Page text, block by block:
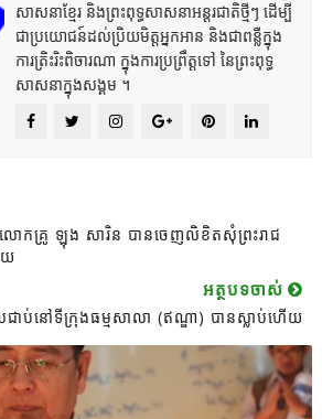
សាសនាខ្មែរ និងព្រះពុទ្ធសាសនាអន្តរជាតិថ្មីៗ ដើម្បី
ជាប្រយោជន៍ដល់ប្រិយមិត្តអ្នកអាន និងជាពន្លឺក្នុង
ការត្រិះរិះពិចារណា ក្នុងការប្រព្រឹត្តទៅ នៃព្រះពុទ្ធ
សាសនាក្នុងសង្គម ។
ោកគ្រូ ឡុង សារិន បានចេញលិខិតសុំព្រះរាជ
យ
អត្ថបទចាស់
លជាប់នៅទីក្រុងធម្មសាលា (ឥណ្ឌា) បានស្លាប់ហើយ